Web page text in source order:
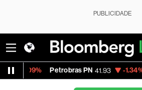
PUBLICIDADE
Petrobras PN 41.93 -1.34% Vale ON